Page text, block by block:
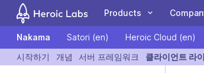
Products
COMPANY
DOCUMENTATION
Nakama Satori (en) Heroic Cloud (en)
시작하기 개념 서버 프레임워크 클라이언트 라